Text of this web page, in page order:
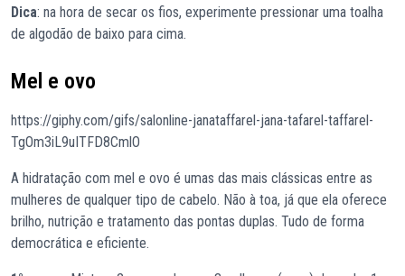
Dica: na hora de secar os fios, experimente pressionar uma toalha
de algodão de baixo para cima.
Mel e ovo
https://giphy.com/gifs/salonline-janataffarel-jana-tafarel-taffarel-
TgOm3iL9uITFD8CmlO
A hidratação com mel e ovo é umas das mais clássicas entre as
mulheres de qualquer tipo de cabelo. Não à toa, já que ela oferece
brilho, nutrição e tratamento das pontas duplas. Tudo de forma
democrática e eficiente.